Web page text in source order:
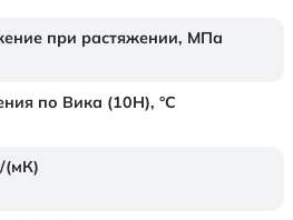
при растяжении, МПа
по Вика (10Н), °C
(мК)